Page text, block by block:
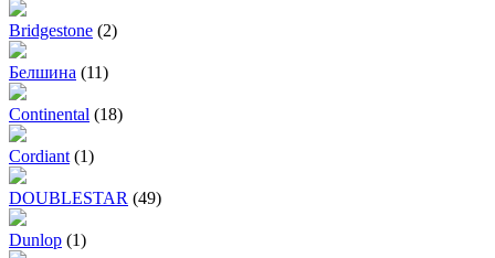
Bridgestone (2)
Белшина (11)
Continental (18)
Cordiant (1)
DOUBLESTAR (49)
Dunlop (1)